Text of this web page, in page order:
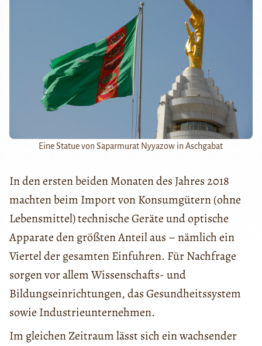
Eine Statue von Saparmurat Nyyazow in Aschgabat
In den ersten beiden Monaten des Jahres 2018
machten beim Import von Konsumgütern (ohne
Lebensmittel) technische Geräte und optische
Apparate den größten Anteil aus – nämlich ein
Viertel der gesamten Einfuhren. Für Nachfrage
sorgen vor allem Wissenschafts- und
Bildungseinrichtungen, das Gesundheitssystem
sowie Industrieunternehmen.
Im gleichen Zeitraum lässt sich ein wachsender